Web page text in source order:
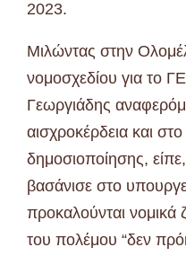
2023.
Μιλώντας στην
νομοσχεδίου για το
Γεωργιάδης
αισχροκέρδεια και
δημοσιοποίησης,
βασάνισε στο
προκαλούνται νομικά
του πολέμου “δεν